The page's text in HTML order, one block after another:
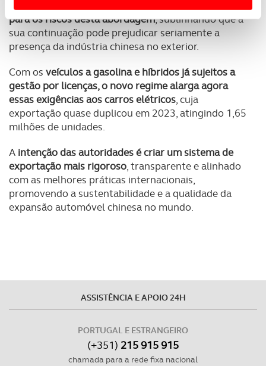
personalizar conteúdos e anúncios, para lhe proporcionar
funcionalidades de redes sociais, bem como para
Adicionalmente partilhamos informação, relativa à sua
utilização do nosso site de publicidade e de análise, com
parceiros e organizações na UE e em países terceiros.
dados pessoais serão realizadas apenas com o seu
consentimento e quando tal se afigure estritamente
necessário no contexto dos serviços a prestar.
Realçamos que o bloqueio de certo tipo de Cookies e
dirigentes de fabricantes estatais,
para os riscos desta abordagem, sublinhando que a
sua continuação pode prejudicar seriamente a
presença da indústria chinesa no exterior.
Com os veículos a gasolina e híbridos já sujeitos a
gestão por licenças, o novo regime alarga agora
essas exigências aos carros elétricos, cuja
exportação quase duplicou em 2023, atingindo 1,65
milhões de unidades.
A intenção das autoridades é criar um sistema de
exportação mais rigoroso, transparente e alinhado
com as melhores práticas internacionais,
promovendo a sustentabilidade e a qualidade da
expansão automóvel chinesa no mundo.
ASSISTÊNCIA E APOIO 24H
PORTUGAL E ESTRANGEIRO
(+351) 215 915 915
chamada para a rede fixa nacional